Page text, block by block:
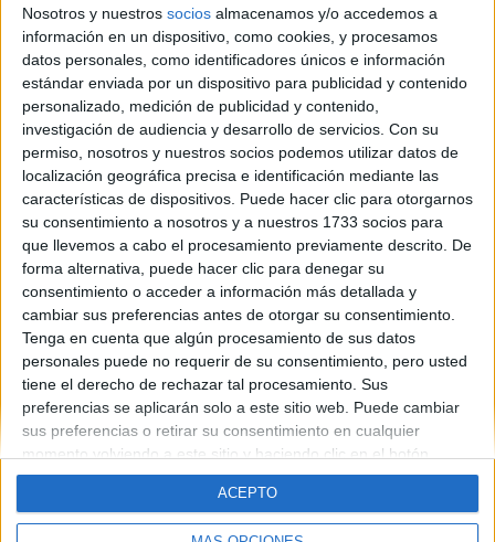
Nosotros y nuestros socios almacenamos y/o accedemos a
información en un dispositivo, como cookies, y procesamos
datos personales, como identificadores únicos e información
estándar enviada por un dispositivo para publicidad y contenido
personalizado, medición de publicidad y contenido,
investigación de audiencia y desarrollo de servicios. Con su
permiso, nosotros y nuestros socios podemos utilizar datos de
localización geográfica precisa e identificación mediante las
características de dispositivos. Puede hacer clic para otorgarnos
su consentimiento a nosotros y a nuestros 1733 socios para
que llevemos a cabo el procesamiento previamente descrito. De
forma alternativa, puede hacer clic para denegar su
consentimiento o acceder a información más detallada y
cambiar sus preferencias antes de otorgar su consentimiento.
Tenga en cuenta que algún procesamiento de sus datos
personales puede no requerir de su consentimiento, pero usted
tiene el derecho de rechazar tal procesamiento. Sus
preferencias se aplicarán solo a este sitio web. Puede cambiar
sus preferencias o retirar su consentimiento en cualquier
momento volviendo a este sitio y haciendo clic en el botón
"Privacidad" en la parte inferior de la página web.
ACEPTO
Contáctanos
Dirección: Diego de León 47, 28006 Madrid
Phone: +34 91 593 2767
Email: info@forofp.es
Información legal
Política de privacidad
Condiciones generales de contratación
Política de cookies
© Compás Mediterráneo SL. Todos los derechos reservados.